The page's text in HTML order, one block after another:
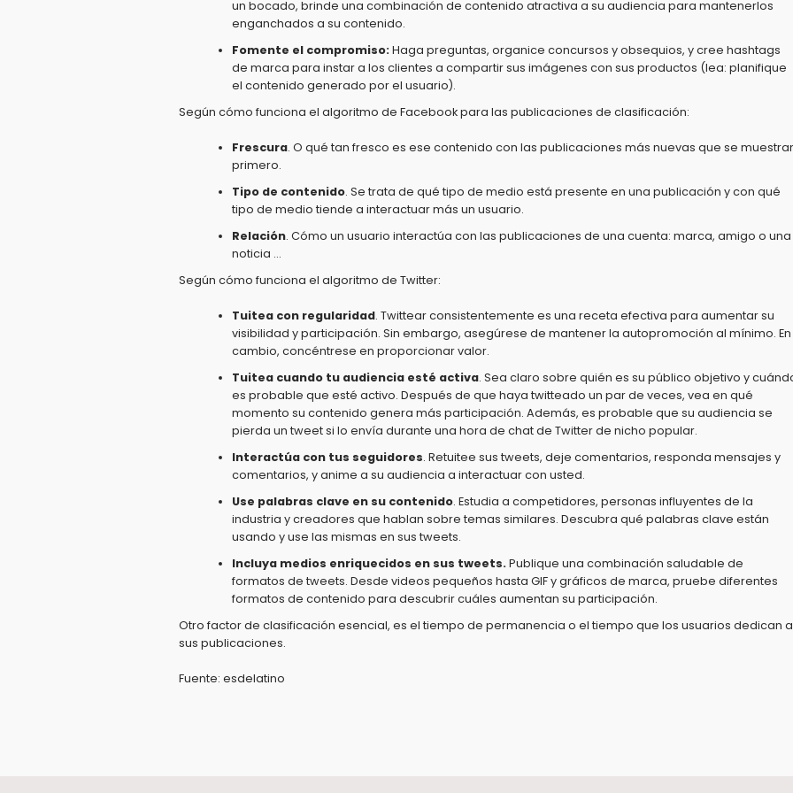
un bocado, brinde una combinación de contenido atractiva a su audiencia para mantenerlos
enganchados a su contenido.
Fomente el compromiso: Haga preguntas, organice concursos y obsequios, y cree hashtags
de marca para instar a los clientes a compartir sus imágenes con sus productos (lea: planifique
el contenido generado por el usuario).
Según cómo funciona el algoritmo de Facebook para las publicaciones de clasificación:
Frescura. O qué tan fresco es ese contenido con las publicaciones más nuevas que se
primero.
Tipo de contenido. Se trata de qué tipo de medio está presente en una publicación y con qué
tipo de medio tiende a interactuar más un usuario.
Relación. Cómo un usuario interactúa con las publicaciones de una cuenta: marca, amigo o una
noticia …
Según cómo funciona el algoritmo de Twitter:
Tuitea con regularidad. Twittear consistentemente es una receta efectiva para aumentar su
visibilidad y participación. Sin embargo, asegúrese de mantener la autopromoción al mínimo. En
cambio, concéntrese en proporcionar valor.
Tuitea cuando tu audiencia esté activa. Sea claro sobre quién es su público objetivo y
es probable que esté activo. Después de que haya twitteado un par de veces, vea en qué
momento su contenido genera más participación. Además, es probable que su audiencia se
pierda un tweet si lo envía durante una hora de chat de Twitter de nicho popular.
Interactúa con tus seguidores. Retuitee sus tweets, deje comentarios, responda mensajes y
comentarios, y anime a su audiencia a interactuar con usted.
Use palabras clave en su contenido. Estudia a competidores, personas influyentes de la
industria y creadores que hablan sobre temas similares. Descubra qué palabras clave están
usando y use las mismas en sus tweets.
Incluya medios enriquecidos en sus tweets. Publique una combinación saludable de
formatos de tweets. Desde videos pequeños hasta GIF y gráficos de marca, pruebe diferentes
formatos de contenido para descubrir cuáles aumentan su participación.
Otro factor de clasificación esencial, es el tiempo de permanencia o el tiempo que los usuarios dedican a
sus publicaciones.
Fuente: esdelatino